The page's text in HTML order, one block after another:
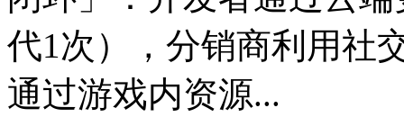
代1次），分销商利用社
通过游戏内资源...